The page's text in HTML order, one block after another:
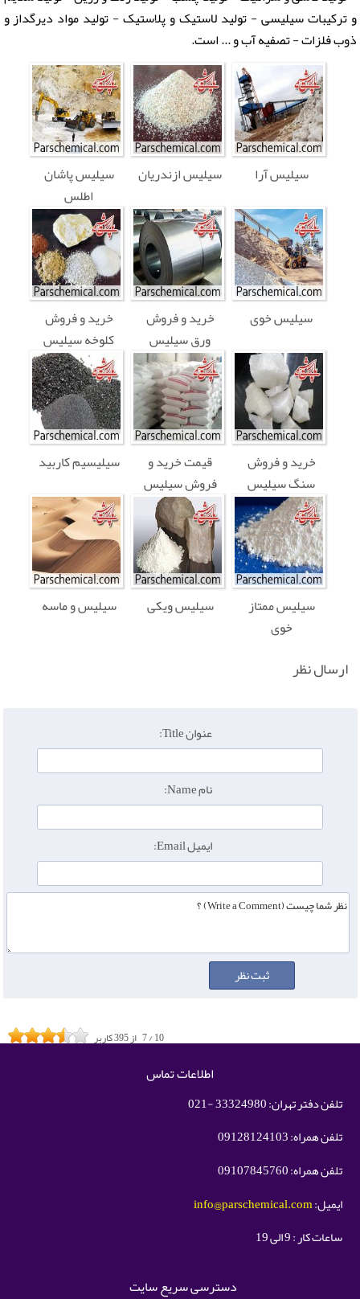
و ترکیبات سیلیسی - تولید لاستیک و پلاستیک - تولید مواد دیرگداز و
ذوب فلزات - تصفیه آب و ... است.
سیلیس آرا سیلیس ازندریان
سیلیس پاشان
اطلس
سیلیس خوی
خرید و فروش
ورق سیلیس
خرید و فروش
کلوخه سیلیس
خرید و فروش
سنگ سیلیس
قیمت خرید و
فروش سیلیس
سیلیسیم کاربید
سیلیس ممتاز
خوی
سیلیس ویکی سیلیس و ماسه
ارسال نظر
عنوان Title:
نام Name:
ایمیل Email:
7/10 از395کاربر
اطلاعات تماس
تلفن دفتر تهران: 33324980 -021
تلفن همراه: 09128124103
تلفن همراه: 09107845760
ایمیل:info@parschemical.com
ساعات کار : 9 الی 19
دسترسی سریع سایت